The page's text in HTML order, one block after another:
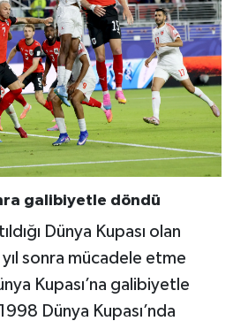
galibiyetle döndü
Dünya Kupası olan
sonra mücadele etme
Kupası’na galibiyetle
Dünya Kupası’nda